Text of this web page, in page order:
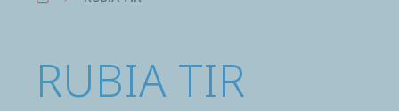
RUBIA TIR